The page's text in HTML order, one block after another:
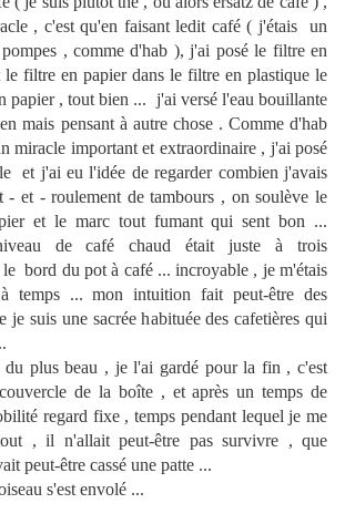
, c'est qu'en faisant ledit café ( j'étais un
, comme d'hab ), j'ai posé le filtre en
le filtre en papier dans le filtre en plastique le
papier , tout bien ... j'ai versé l'eau bouillante
mais pensant à autre chose . Comme d'hab
miracle important et extraordinaire , j'ai posé
et j'ai eu l'idée de regarder combien j'avais
- et - roulement de tambours , on soulève le
et le marc tout fumant qui sent bon ...
de café chaud était juste à trois
bord du pot à café ... incroyable , je m'étais
temps ... mon intuition fait peut-être des
je suis une sacrée habituée des cafetières qui
du plus beau , je l'ai gardé pour la fin , c'est
de la boîte , et après un temps de
regard fixe , temps pendant lequel je me
, il n'allait peut-être pas survivre , que
peut-être cassé une patte ...
envolé ...